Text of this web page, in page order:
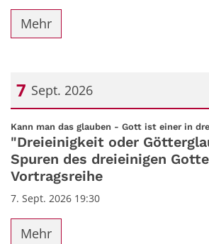
Mehr
7 Sept. 2026
Datum: 7. September 2026
Kann man das glauben - Gott ist einer in
"Dreieinigkeit oder
Spuren des dreieinigen
Vortragsreihe
7. Sept. 2026 19:30
Mehr